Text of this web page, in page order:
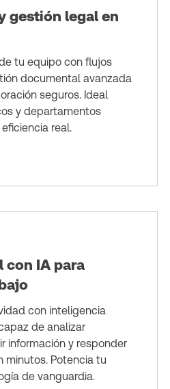
gestión legal en
tu equipo con flujos
documental avanzada
seguros. Ideal
y departamentos
real.
con IA para
con inteligencia
de analizar
información y responder
minutos. Potencia tu
de vanguardia.